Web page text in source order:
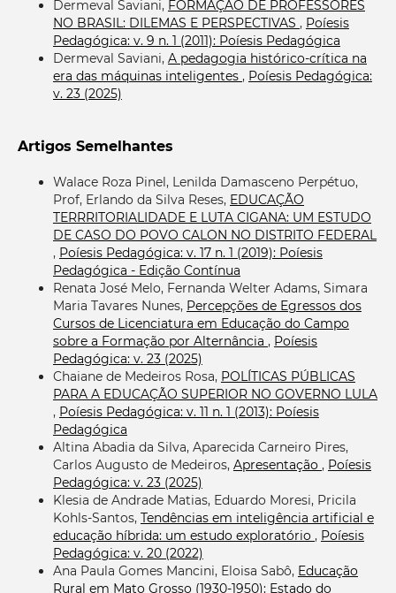
Dermeval Saviani, FORMAÇÃO DE PROFESSORES
NO BRASIL: DILEMAS E PERSPECTIVAS , Poíesis
Pedagógica: v. 9 n. 1 (2011): Poíesis Pedagógica
Dermeval Saviani, A pedagogia histórico-crítica na
era das máquinas inteligentes , Poíesis Pedagógica:
v. 23 (2025)
Artigos Semelhantes
Walace Roza Pinel, Lenilda Damasceno Perpétuo,
Prof, Erlando da Silva Reses, EDUCAÇÃO
TERRRITORIALIDADE E LUTA CIGANA: UM ESTUDO
DE CASO DO POVO CALON NO DISTRITO FEDERAL
, Poíesis Pedagógica: v. 17 n. 1 (2019): Poíesis
Pedagógica - Edição Contínua
Renata José Melo, Fernanda Welter Adams, Simara
Maria Tavares Nunes, Percepções de Egressos dos
Cursos de Licenciatura em Educação do Campo
sobre a Formação por Alternância , Poíesis
Pedagógica: v. 23 (2025)
Chaiane de Medeiros Rosa, POLÍTICAS PÚBLICAS
PARA A EDUCAÇÃO SUPERIOR NO GOVERNO LULA
, Poíesis Pedagógica: v. 11 n. 1 (2013): Poíesis
Pedagógica
Altina Abadia da Silva, Aparecida Carneiro Pires,
Carlos Augusto de Medeiros, Apresentação , Poíesis
Pedagógica: v. 23 (2025)
Klesia de Andrade Matias, Eduardo Moresi, Pricila
Kohls-Santos, Tendências em inteligência artificial e
educação híbrida: um estudo exploratório , Poíesis
Pedagógica: v. 20 (2022)
Ana Paula Gomes Mancini, Eloisa Sabô, Educação
Rural em Mato Grosso (1930-1950): Estado do